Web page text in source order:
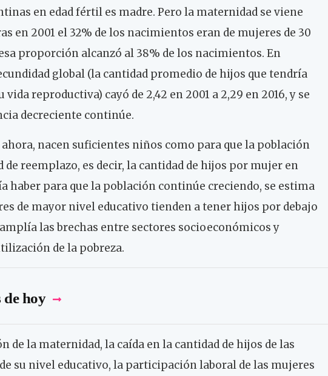
en edad fértil es madre. Pero la maternidad se viene
en 2001 el 32% de los nacimientos eran de mujeres de 30
proporción alcanzó al 38% de los nacimientos. En
global (la cantidad promedio de hijos que tendría
reproductiva) cayó de 2,42 en 2001 a 2,29 en 2016, y se
decreciente continúe.
nacen suficientes niños como para que la población
de reemplazo, es decir, la cantidad de hijos por mujer en
haber para que la población continúe creciendo, se estima
de mayor nivel educativo tienden a tener hijos por debajo
las brechas entre sectores socioeconómicos y
de la pobreza.
de hoy
de la maternidad, la caída en la cantidad de hijos de las
su nivel educativo, la participación laboral de las mujeres